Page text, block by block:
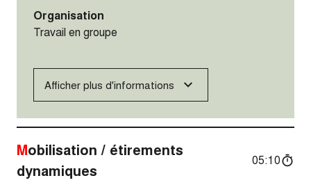
Organisation
Travail en groupe
Afficher plus d'informations
Mobilisation / étirements
dynamiques
05:10